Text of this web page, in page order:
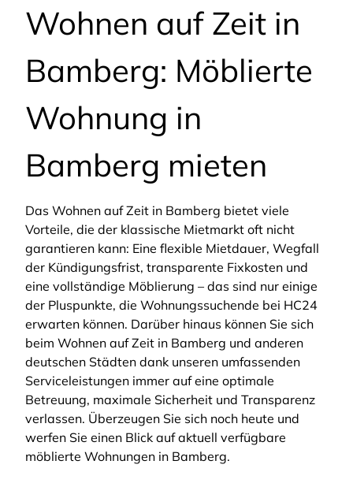
Wohnen auf Zeit in
Bamberg: Möblierte
Wohnung in
Bamberg mieten
Das Wohnen auf Zeit in Bamberg bietet viele
Vorteile, die der klassische Mietmarkt oft nicht
garantieren kann: Eine flexible Mietdauer, Wegfall
der Kündigungsfrist, transparente Fixkosten und
eine vollständige Möblierung – das sind nur einige
der Pluspunkte, die Wohnungssuchende bei HC24
erwarten können. Darüber hinaus können Sie sich
beim Wohnen auf Zeit in Bamberg und anderen
deutschen Städten dank unseren umfassenden
Serviceleistungen immer auf eine optimale
Betreuung, maximale Sicherheit und Transparenz
verlassen. Überzeugen Sie sich noch heute und
werfen Sie einen Blick auf aktuell verfügbare
möblierte Wohnungen in Bamberg.